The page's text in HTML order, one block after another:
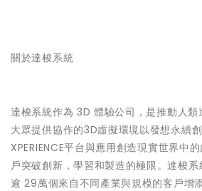
關於達梭系統
達梭系統作為 3D 體驗公司，是推動人類
大眾提供協作的3D虛擬環境以發想永續
XPERIENCE平台與應用創造現實世界中
戶突破創新，學習和製造的極限。達梭系
逾 29萬個來自不同產業與規模的客戶增